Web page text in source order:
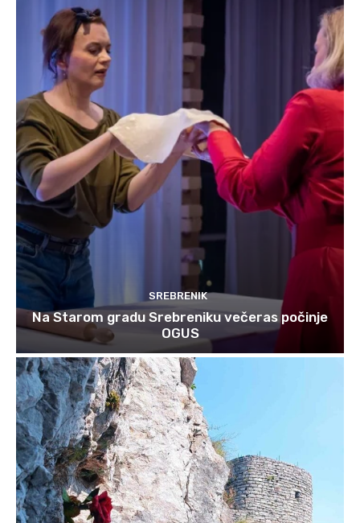
SREBRENIK
Na Starom gradu Srebreniku večeras počinje
OGUS